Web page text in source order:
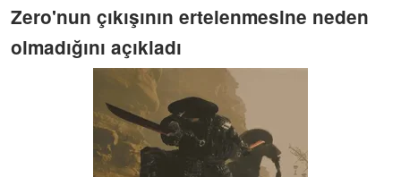
Zero'nun çıkışının ertelenmesine neden
olmadığını açıkladı